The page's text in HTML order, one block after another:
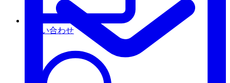
お問い合わせ